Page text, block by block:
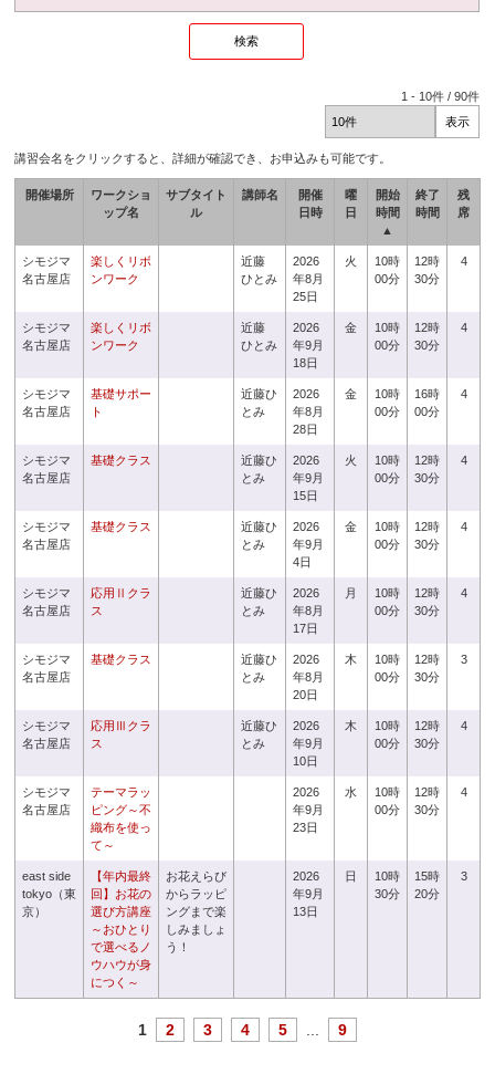
1 - 10件 /90件
講習会名をクリックすると、詳細が確認でき、お申込みも可能です。
開催場所
ワークショ
ップ名
サブタイト
ル
講師名
開催
日時
曜
日
開始
時間
▲
終了
時間
残
席
シモジマ
名古屋店
楽しくリボ
ンワーク
近藤
ひとみ
2026
年8月
25日
火
10時
00分
12時
30分
4
シモジマ
名古屋店
楽しくリボ
ンワーク
近藤
ひとみ
2026
年9月
18日
金
10時
00分
12時
30分
4
シモジマ
名古屋店
基礎サポー
ト
近藤ひ
とみ
2026
年8月
28日
金
10時
00分
16時
00分
4
シモジマ
名古屋店
基礎クラス
近藤ひ
とみ
2026
年9月
15日
火
10時
00分
12時
30分
4
シモジマ
名古屋店
基礎クラス
近藤ひ
とみ
2026
年9月
4日
金
10時
00分
12時
30分
4
シモジマ
名古屋店
応用Ⅱクラ
ス
近藤ひ
とみ
2026
年8月
17日
月
10時
00分
12時
30分
4
シモジマ
名古屋店
基礎クラス
近藤ひ
とみ
2026
年8月
20日
木
10時
00分
12時
30分
3
シモジマ
名古屋店
応用Ⅲクラ
ス
近藤ひ
とみ
2026
年9月
10日
木
10時
00分
12時
30分
4
シモジマ
名古屋店
テーマラッ
ピング～不
織布を使っ
て～
2026
年9月
23日
水
10時
00分
12時
30分
4
east side
tokyo（東
京）
【年内最終
回】お花の
選び方講座
～おひとり
で選べるノ
ウハウが身
につく～
お花えらび
からラッピ
ングまで楽
しみましょ
う！
2026
年9月
13日
日
10時
30分
15時
20分
3
1 2 3 4 5 9